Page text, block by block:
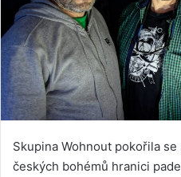
Skupina Wohnout pokořila
českých bohémů hranici